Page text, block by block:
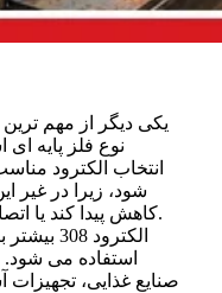
نوع فلز پایه
انتخاب الکترود
شود، زیرا در
کاهش پیدا کند یا اتصال دچار ترک و ضعف مکانیکی شود.
صنایع غذایی،